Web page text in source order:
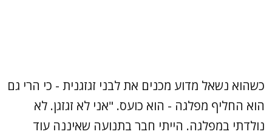
כשהוא נשאל מדוע מכנים את לבני זגזגנית - כי הרי גם
הוא החליף מפלגה - הוא כועס. "אני לא זגזגן. לא
נולדתי במפלגה. הייתי חבר בתנועה שאיננה עוד